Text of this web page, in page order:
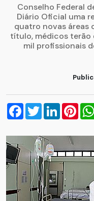
Conselho Federal
Diário Oficial uma
quatro novas áreas
título, médicos terão
mil profissionais
Facebook
TwitterLinkedIn